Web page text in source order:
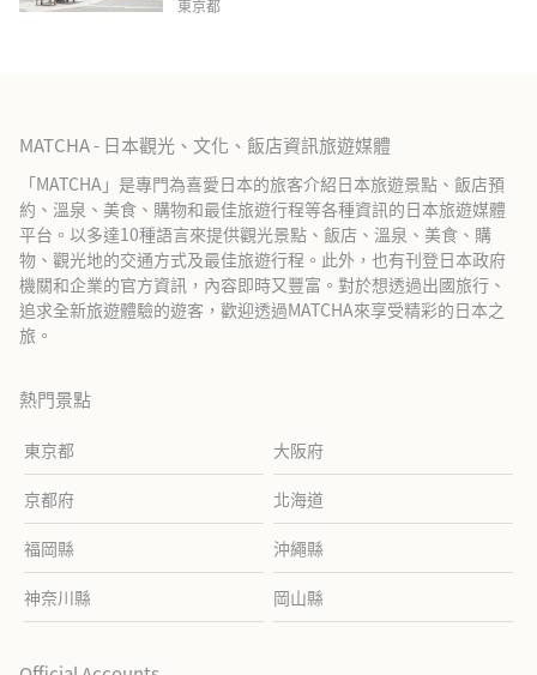
東京都
MATCHA - 日本觀光、文化、飯店資訊旅遊媒體
「MATCHA」是專門為喜愛日本的旅客介紹日本旅遊景點、飯店預
約、溫泉、美食、購物和最佳旅遊行程等各種資訊的日本旅遊媒體
平台。以多達10種語言來提供觀光景點、飯店、溫泉、美食、購
物、觀光地的交通方式及最佳旅遊行程。此外，也有刊登日本政府
機關和企業的官方資訊，內容即時又豐富。對於想透過出國旅行、
追求全新旅遊體驗的遊客，歡迎透過MATCHA來享受精彩的日本之
旅。
熱門景點
東京都 大阪府
京都府 北海道
福岡縣 沖繩縣
神奈川縣 岡山縣